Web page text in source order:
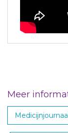
Meer